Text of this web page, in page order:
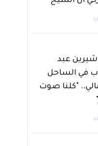
عبد
في الساحل
"كلنا صوت